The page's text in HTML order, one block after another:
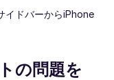
イドバーからiPhone
の問題を